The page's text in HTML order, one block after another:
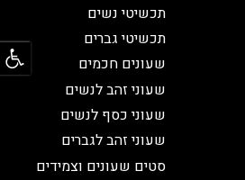
תכשיטי נשים
תכשיטי גברים
שעונים חכמים
שעוני זהב לנשים
שעוני כסף לנשים
שעוני זהב לגברים
סטים שעונים וצמידים